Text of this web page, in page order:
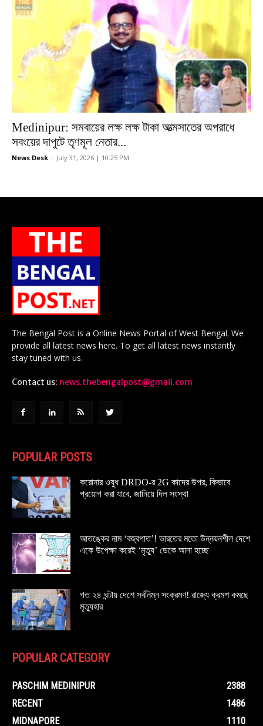
Medinipur: সমবায়ের লক্ষ লক্ষ টাকা আত্মসাতের অপরাধে
সবংয়ের দাপুটে তৃণমূল নেতার...
News Desk - July 31, 2026 | 10:25 PM
The Bengal Post is a Online News Portal of West Bengal. We
provide all latest news here. To get all latest news instantly
stay tuned with us.
Contact us: news.thebengalpost@gmail.com
POPULAR POSTS
করোনার ওষুধ DRDO-র 2G কাদের উপর, কিভাবে
প্রয়োগ করা যাবে, জানিয়ে দিল সংস্থা
আতঙ্কের নাম ‘বজ্রপাত’! ভারতের মতো উন্নয়নশীল দেশে
একে উপেক্ষা করেই ‘মৃত্যু’ ডেকে আনা হচ্ছে
গত ২৪ ঘন্টায় দেশে সর্বনিম্ন সংক্রমণ! রাজ্যে ক্রমশ কমছে
মৃত্যুহার
POPULAR CATEGORY
PASCHIM MEDINIPUR
2388
RECENT
1486
MIDNAPORE
1110